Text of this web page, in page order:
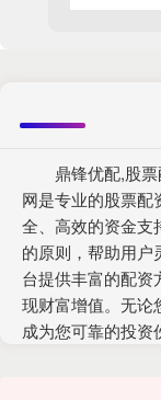
鼎锋优配,股
网是专业的股票配
全、高效的资金支
的原则，帮助用户
台提供丰富的配资
现财富增值。无论
成为您可靠的投资